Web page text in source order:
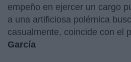
empeño en ejercer un cargo
a una artificiosa polémica
casualmente, coincide con el
García